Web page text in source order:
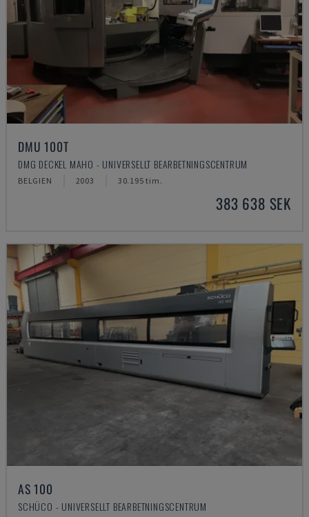
DMU 100T
DMG DECKEL MAHO - UNIVERSELLT BEARBETNINGSCENTRUM
BELGIEN 2003 30.195 tim.
383 638 SEK
AS 100
SCHÜCO - UNIVERSELLT BEARBETNINGSCENTRUM